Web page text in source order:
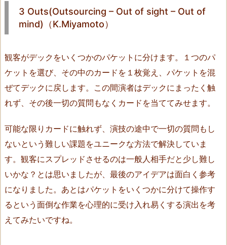
s
h
O
u
o
f
m
i
n
M
3 Outs(Outsourcing – Out of sight – Out of
mind)（K.Miyamoto）
観客がデックをいくつかのパケットに分けます。１つのパ
ケットを選び、その中のカードを１枚覚え、パケットを混
ぜてデックに戻します。この間演者はデックにまったく触
れず、その後一切の質問もなくカードを当ててみせます。
可能な限りカードに触れず、演技の途中で一切の質問もし
ないという難しい課題をユニークな方法で解決していま
す。観客にスプレッドさせるのは一般人相手だと少し難し
いかな？とは思いましたが、最後のアイデアは面白く参考
になりました。あとはパケットをいくつかに分けて操作す
るという面倒な作業を心理的に受け入れ易くする演出を考
えてみたいですね。